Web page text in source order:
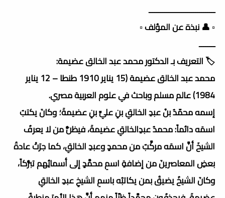
ـــــــــــــــــــــــــــــــــ
▫️ 👤 نبذة عن المؤلف ▫️
ــــــــ
🏷️ التعريف بـ الدكتور محمد عبد الخالق عضيمة:
محمد عبد الخالق عضيمة (15 يناير 1910 طنطا – 12 يناير
1984) عالم مسلم وباحث في علوم العربية مصري.
إسمه محمّدُ بنُ عبدِ الخالقِ بنِ عليِّ بنِ عضيمةَ؛ وكانَ يكتبُ
اسمَه دائماً: محمدُ عبدِالخالقِ عضيمةَ، فيظنُّ من لا يعرفُ
الشيخَ أنَّ اسمَه مركَّبٌ من محمدٍ وعبدِ الخالقِ، كما جرَتْ عادةُ
بعضِ المعاصرينَ من إضافةِ اسمِ محمَّدٍ إلى أسمائِهم تبرُّكاً،
وكانَ الشيخُ يضيقُ بمن يكاتبُه باسمِ الشيخِ عبدِ الخالقِ